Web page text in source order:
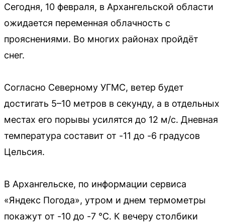
Сегодня, 10 февраля, в Архангельской области
ожидается переменная облачность с
прояснениями. Во многих районах пройдёт
снег.
Согласно Северному УГМС, ветер будет
достигать 5–10 метров в секунду, а в отдельных
местах его порывы усилятся до 12 м/с. Дневная
температура составит от -11 до -6 градусов
Цельсия.
В Архангельске, по информации сервиса
«Яндекс Погода», утром и днем термометры
покажут от -10 до -7 °C. К вечеру столбики